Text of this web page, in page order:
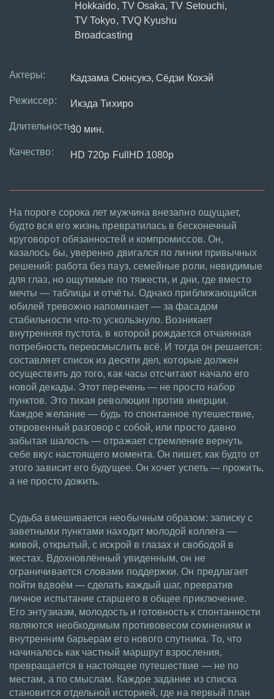
Hokkaido, TV Osaka, TV Setouchi,
TV Tokyo, TVQ Kyushu
Broadcasting
Актеры: Кадзама Сюнсукэ, Сёдзи Кохэй
Режиссер: Икэда Тихиро
Длительность:30 мин.
Качество: HD 720p FullHD 1080p
На пороге сорока лет мужчина внезапно ощущает,
будто вся его жизнь превратилась в бесконечный
круговорот обязанностей и компромиссов. Он,
казалось бы, уверенно двигался по линии привычных
решений: работа без пауз, семейные роли, невидимые
для глаз, но ощутимые по тяжести, и дни, где вместо
мечты — таблицы и отчёты. Однако приближающийся
юбилей тревожно напоминает — за фасадом
стабильности что-то ускользнуло. Возникает
внутренняя пустота, в которой рождается отчаянная
потребность переосмыслить всё. И тогда он решается:
составляет список из десяти дел, которые должен
осуществить до того, как часы отсчитают начало его
новой декады. Этот перечень — не просто набор
пунктов. Это тихая революция против инерции.
Каждое желание — будь то спонтанное путешествие,
откровенный разговор с собой, или просто давно
забытая шалость — отражает стремление вернуть
себе вкус настоящего момента. Он пишет, как будто от
этого зависит его будущее. Он хочет успеть — прожить,
а не просто дожить.
Судьба вмешивается необычным образом: записку с
заветными пунктами находит молодой коллега —
живой, открытый, с искрой в глазах и свободой в
жестах. Вдохновлённый увиденным, он не
ограничивается словами поддержки. Он предлагает
пойти вдвоём — сделать каждый шаг, превратив
личное испытание старшего в общее приключение.
Его энтузиазм, молодость и готовность к спонтанности
являются необходимым противовесом сомнениям и
внутренним барьерам его нового спутника. То, что
начиналось как частный маршрут взросления,
превращается в настоящее путешествие — не по
местам, а по смыслам. Каждое задание из списка
становится отдельной историей, где на первый план